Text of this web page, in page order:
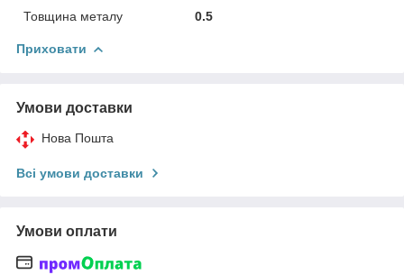
Товщина металу
0.5
Приховати
Умови доставки
Нова Пошта
Всі умови доставки
Умови оплати